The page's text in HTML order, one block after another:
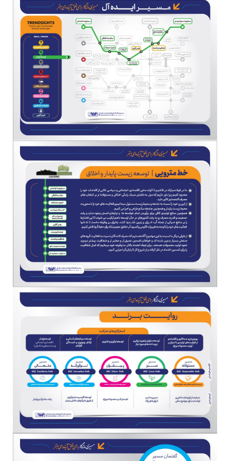
ارتباط با ما